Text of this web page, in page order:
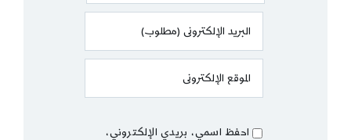
احفظ اسمي، بريدي الإلكتروني،